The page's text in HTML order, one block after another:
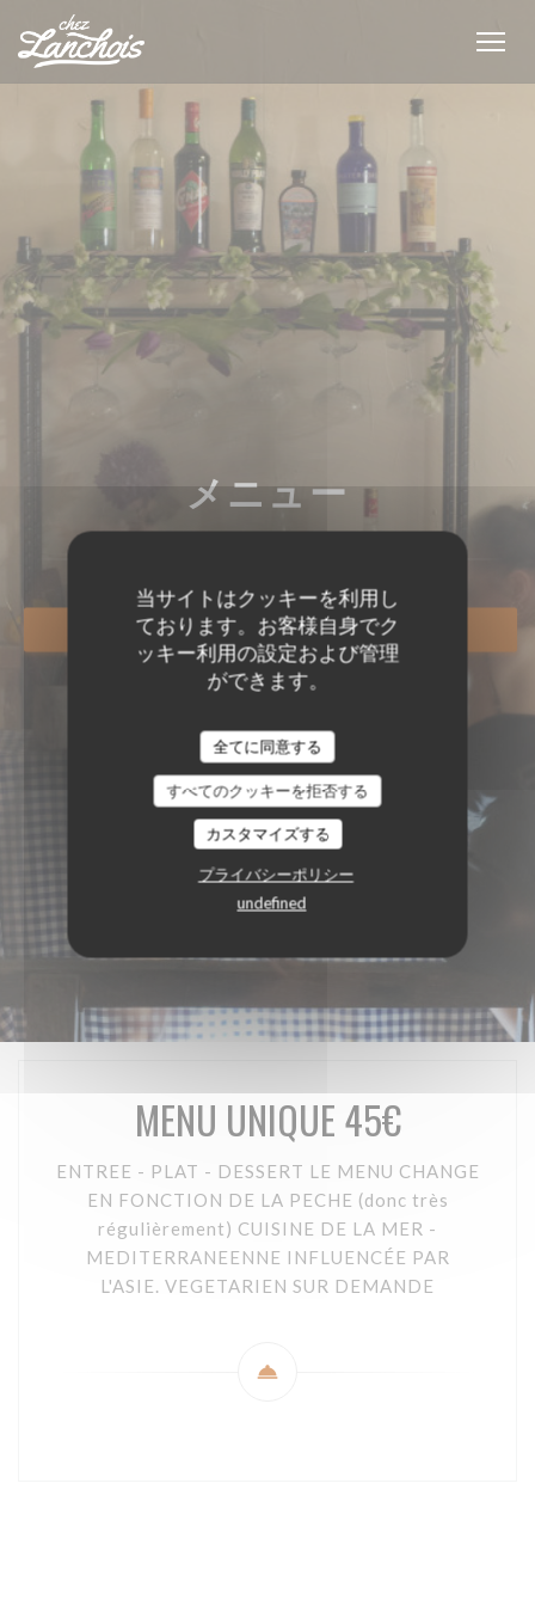
クッキー利用の管理について
当サイトはクッキーを利用し
ております。お客様自身でク
ッキー利用の設定および管理
ができます。
全てに同意する
すべてのクッキーを拒否する
カスタマイズする
プライバシーポリシー
undefined
メニュー
予約
MENU UNIQUE 45€
ENTREE - PLAT - DESSERT LE MENU CHANGE
EN FONCTION DE LA PECHE (donc très
régulièrement) CUISINE DE LA MER -
MEDITERRANEENNE INFLUENCÉE PAR
L'ASIE. VEGETARIEN SUR DEMANDE